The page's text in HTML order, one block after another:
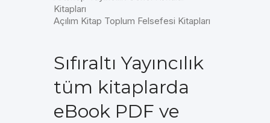
Kitapları
Açılım Kitap Toplum Felsefesi Kitapları
Sıfıraltı Yayıncılık
tüm kitaplarda
eBook PDF ve